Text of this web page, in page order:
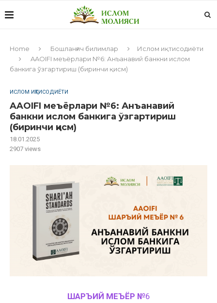
Home Бошланғич билимлар
Ислом иқтисодиёти
AAOIFI меъёрлари №6: Анъанавий банкни ислом
банкига ўзгартириш (биринчи қисм)
ИСЛОМ ИҚТИСОДИЁТИ
AAOIFI меъёрлари №6: Анъанавий
банкни ислом банкига ўзгартириш
(биринчи қисм)
18.01.2025
2907 views
ШАРЪИЙ МЕЪЁР №6